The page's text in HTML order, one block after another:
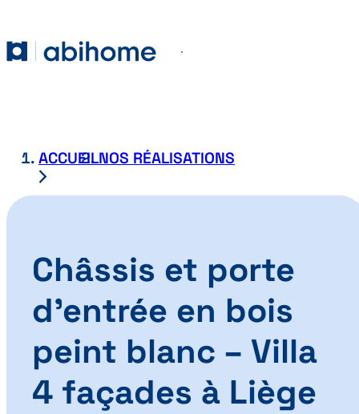
Abihome
ACCUEILNOS RÉALISATIONS
Châssis et porte
d’entrée en bois
peint blanc – Villa
4 façades à Liège